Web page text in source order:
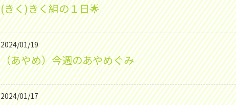
(きく)きく組の１日🌟
2024/01/19
（あやめ）今週のあやめぐみ
2024/01/17